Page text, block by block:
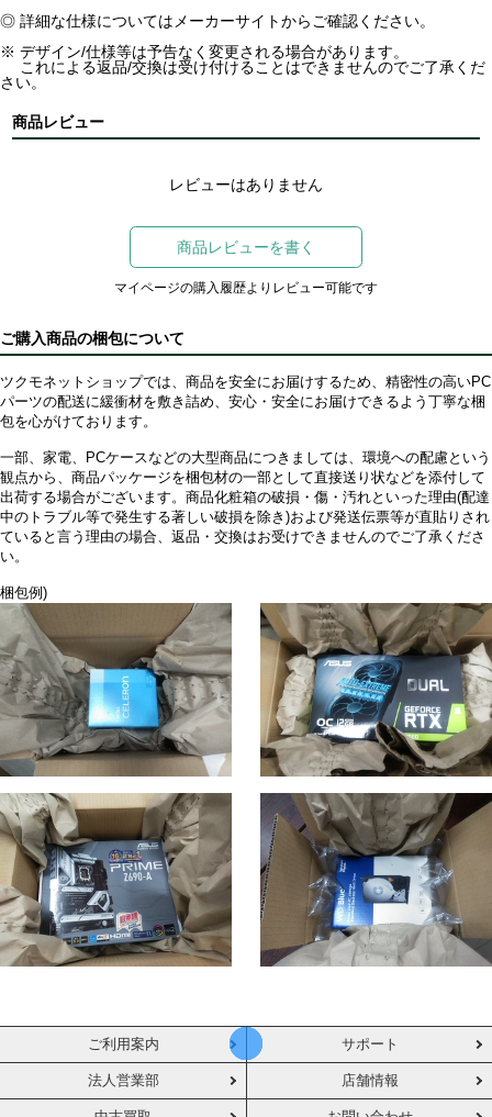
◎ 詳細な仕様についてはメーカーサイトからご確認ください。
※ デザイン/仕様等は予告なく変更される場合があります。
これによる返品/交換は受け付けることはできませんのでご了承くだ
さい。
商品レビュー
レビューはありません
商品レビューを書く
マイページの購入履歴よりレビュー可能です
ご購入商品の梱包について
ツクモネットショップでは、商品を安全にお届けするため、精密性の高いPC
パーツの配送に緩衝材を敷き詰め、安心・安全にお届けできるよう丁寧な梱
包を心がけております。
一部、家電、PCケースなどの大型商品につきましては、環境への配慮という
観点から、商品パッケージを梱包材の一部として直接送り状などを添付して
出荷する場合がございます。商品化粧箱の破損・傷・汚れといった理由(配達
中のトラブル等で発生する著しい破損を除き)および発送伝票等が直貼りされ
ていると言う理由の場合、返品・交換はお受けできませんのでご了承くださ
い。
梱包例)
ご利用案内 サポート
法人営業部 店舗情報